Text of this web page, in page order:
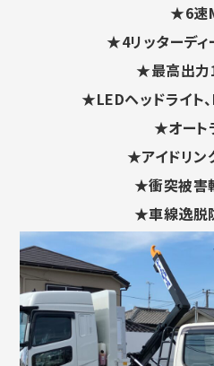
★6速
★4リッターデ
★最高出力
★LEDヘッドライト
★オート
★アイドリン
★衝突被害
★車線逸脱